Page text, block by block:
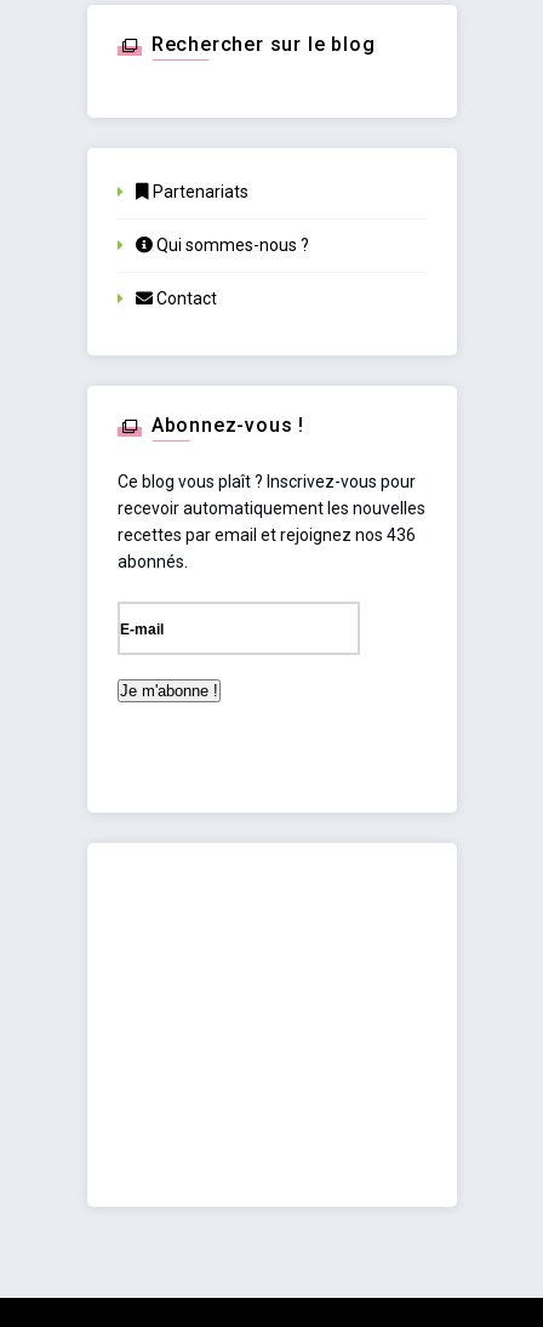
Rechercher sur le blog
Partenariats
Qui sommes-nous ?
Contact
Abonnez-vous !
Ce blog vous plaît ? Inscrivez-vous pour
recevoir automatiquement les nouvelles
recettes par email et rejoignez nos 436
abonnés.